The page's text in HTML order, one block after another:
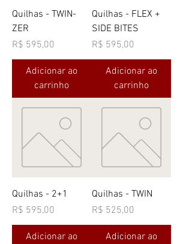
Quilhas - TWIN-
ZER
Preço
R$ 595,00
Adicionar ao
carrinho
Quilhas - FLEX +
SIDE BITES
Preço
R$ 595,00
Adicionar ao
carrinho
Quilhas - 2+1
Preço
R$ 595,00
Adicionar ao
Quilhas - TWIN
Preço
R$ 525,00
Adicionar ao